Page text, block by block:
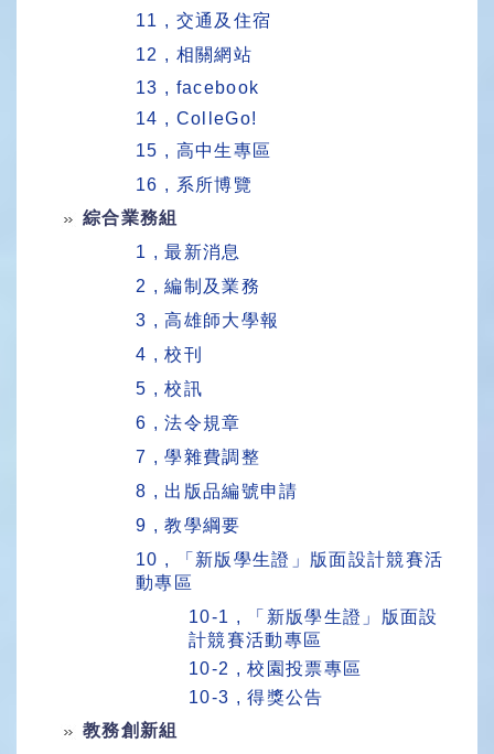
11 , 交通及住宿
12 , 相關網站
13 , facebook
14 , ColleGo!
15 , 高中生專區
16 , 系所博覽
綜合業務組
1 , 最新消息
2 , 編制及業務
3 , 高雄師大學報
4 , 校刊
5 , 校訊
6 , 法令規章
7 , 學雜費調整
8 , 出版品編號申請
9 , 教學綱要
10 , 「新版學生證」版面設計競賽活
動專區
10-1 , 「新版學生證」版面設
計競賽活動專區
10-2 , 校園投票專區
10-3 , 得獎公告
教務創新組